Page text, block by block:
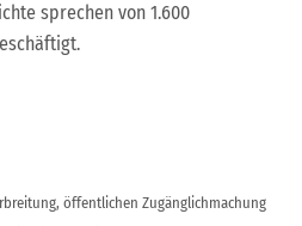
sprechen von 1.600
öffentlichen Zugänglichmachung